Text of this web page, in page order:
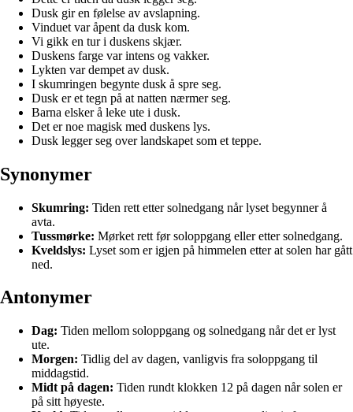
Dusk gir en følelse av avslapning.
Vinduet var åpent da dusk kom.
Vi gikk en tur i duskens skjær.
Duskens farge var intens og vakker.
Lykten var dempet av dusk.
I skumringen begynte dusk å spre seg.
Dusk er et tegn på at natten nærmer seg.
Barna elsker å leke ute i dusk.
Det er noe magisk med duskens lys.
Dusk legger seg over landskapet som et teppe.
Synonymer
Skumring: Tiden rett etter solnedgang når lyset begynner å
avta.
Tussmørke: Mørket rett før soloppgang eller etter solnedgang.
Kveldslys: Lyset som er igjen på himmelen etter at solen har gått
ned.
Antonymer
Dag: Tiden mellom soloppgang og solnedgang når det er lyst
ute.
Morgen: Tidlig del av dagen, vanligvis fra soloppgang til
middagstid.
Midt på dagen: Tiden rundt klokken 12 på dagen når solen er
på sitt høyeste.